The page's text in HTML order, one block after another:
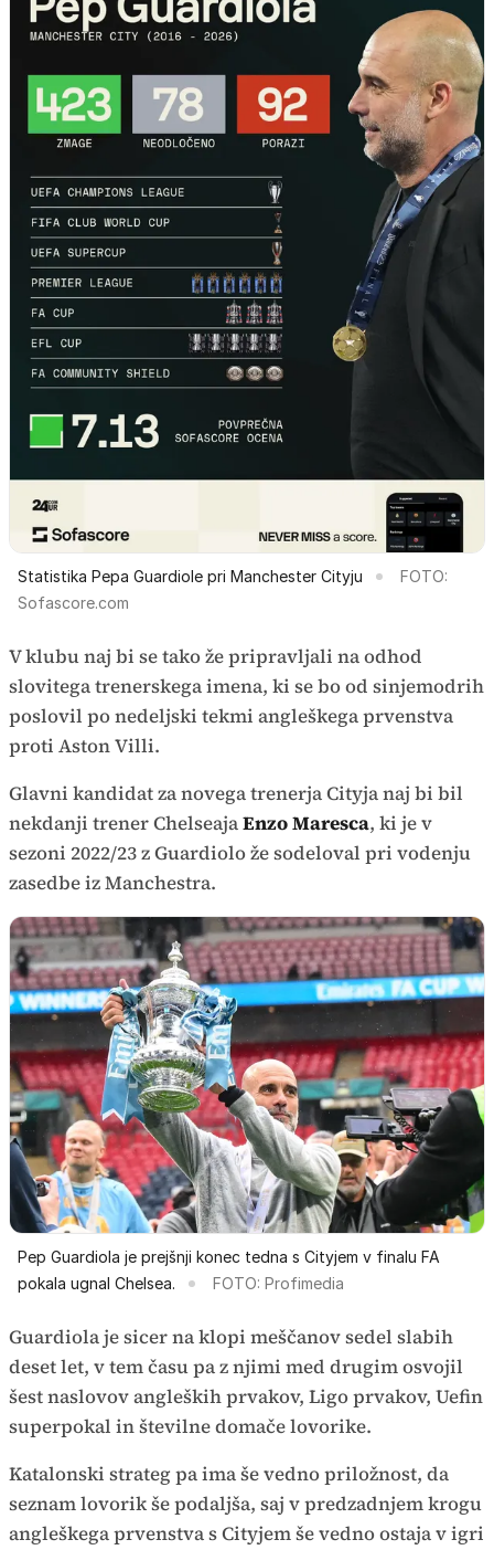
Statistika Pepa Guardiole pri Manchester Cityju
FOTO:
Sofascore.com
V klubu naj bi se tako že pripravljali na odhod
slovitega trenerskega imena, ki se bo od sinjemodrih
poslovil po nedeljski tekmi angleškega prvenstva
proti Aston Villi.
Glavni kandidat za novega trenerja Cityja naj bi bil
nekdanji trener ChelseajaEnzo Maresca, ki je v
sezoni 2022/23 z Guardiolo že sodeloval pri vodenju
zasedbe iz Manchestra.
Pep Guardiola je prejšnji konec tedna s Cityjem v finalu FA
pokala ugnal Chelsea.
FOTO: Profimedia
Guardiola je sicer na klopi meščanov sedel slabih
deset let, v tem času pa z njimi med drugim osvojil
šest naslovov angleških prvakov, Ligo prvakov, Uefin
superpokal in številne domače lovorike.
Katalonski strateg pa ima še vedno priložnost, da
seznam lovorik še podaljša, saj v predzadnjem krogu
angleškega prvenstva s Cityjem še vedno ostaja v igri